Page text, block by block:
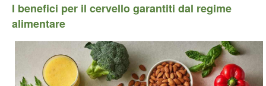
I benefici per il cervello garantiti dal regime
alimentare